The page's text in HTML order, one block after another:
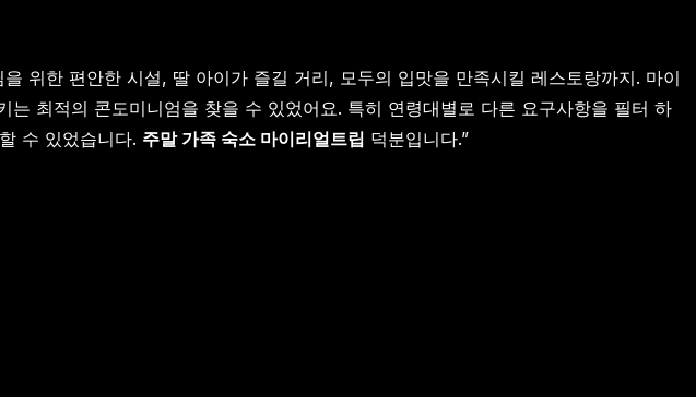
위한 편안한 시설, 딸 아이가 즐길 거리, 모두의 입맛을 만족시킬 레스토랑까지. 마이
최적의 콘도미니엄을 찾을 수 있었어요. 특히 연령대별로 다른 요구사항을 필터 하
수 있었습니다. 주말 가족 숙소 마이리얼트립 덕분입니다.”